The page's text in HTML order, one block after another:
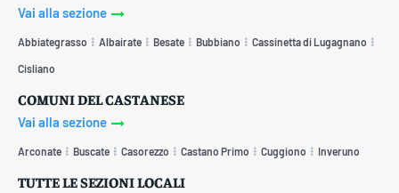
Vai alla sezione
Abbiategrasso Albairate Besate Bubbiano Cassinetta di Lugagnano
Cisliano
COMUNI DEL CASTANESE
Vai alla sezione
Arconate Buscate Casorezzo Castano Primo Cuggiono Inveruno
TUTTE LE SEZIONI LOCALI